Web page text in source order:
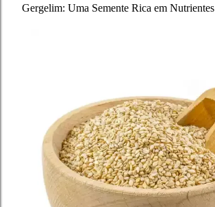
Gergelim: Uma Semente Rica em Nutrientes